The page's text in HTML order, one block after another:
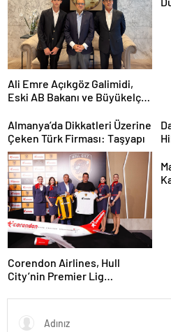
Ali Emre Açıkgöz Galimidi,
Eski AB Bakanı ve Büyükelçi
Geldi
Almanya’da Dikkatleri Üzerine
Çeken Türk Firması: Taşyapı
Corendon Airlines, Hull
City’nin Premier Lig
sürdürüyor